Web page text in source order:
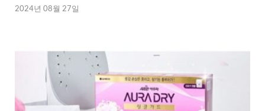
2024년 08월 27일